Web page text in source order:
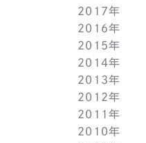
5月(7)
4月(11)
3月(9)
2月(10)
1月(5)
6月(7)
5月(5)
4月(11)
3月(6)
2月(13)
1月(2)
7月(8)
6月(2)
5月(12)
4月(5)
3月(8)
2月(9)
1月(3)
8月(3)
7月(6)
6月(2)
5月(4)
4月(6)
3月(8)
2月(8)
1月(2)
9月(3)
8月(2)
7月(7)
6月(1)
5月(5)
4月(6)
3月(9)
2月(7)
10月(5)
9月(3)
8月(3)
7月(5)
6月(1)
5月(3)
4月(6)
3月(3)
11月(3)
10月(4)
9月(1)
8月(4)
7月(5)
6月(1)
5月(4)
4月(5)
12月(2)
11月(7)
10月(8)
9月(7)
8月(8)
7月(7)
6月(7)
5月(9)
2017年
12月(2)
11月(5)
10月(5)
9月(5)
8月(6)
7月(7)
6月(1)
2016年
12月(2)
11月(3)
10月(7)
9月(2)
8月(3)
7月(6)
2015年
12月(3)
11月(6)
10月(7)
9月(3)
8月(8)
2014年
12月(2)
11月(7)
10月(7)
9月(6)
2013年
12月(6)
11月(6)
10月(5)
2012年
12月(1)
11月(1)
2011年
12月(1)
2010年